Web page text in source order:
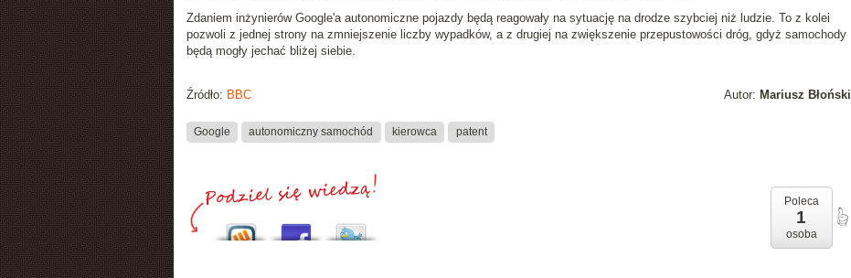
Zdaniem inżynierów Google'a autonomiczne pojazdy będą reagowały na sytuację na drodze szybciej niż ludzie. To z kolei
pozwoli z jednej strony na zmniejszenie liczby wypadków, a z drugiej na zwiększenie przepustowości dróg, gdyż samochody
będą mogły jechać bliżej siebie.
Autor: Mariusz Błoński
Źródło: BBC
Google autonomiczny samochód kierowca patent
Poleca
1
osoba